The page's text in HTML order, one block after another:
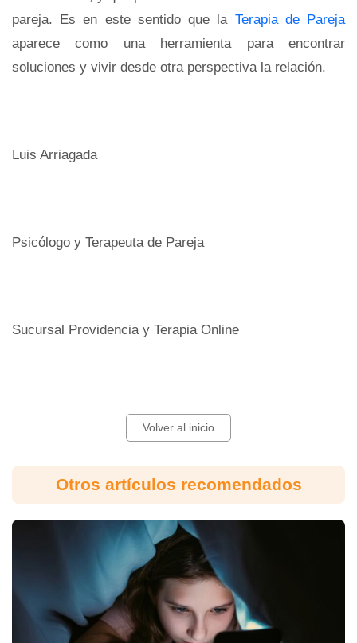
pareja. Es en este sentido que la Terapia de Pareja
aparece como una herramienta para encontrar
soluciones y vivir desde otra perspectiva la relación.
Luis Arriagada
Psicólogo y Terapeuta de Pareja
Sucursal Providencia y Terapia Online
Volver al inicio
Otros artículos recomendados